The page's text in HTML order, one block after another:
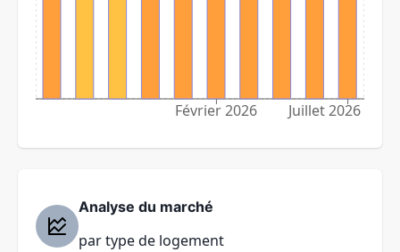
Février 2026 Juillet 2026
Analyse du marché
par type de logement